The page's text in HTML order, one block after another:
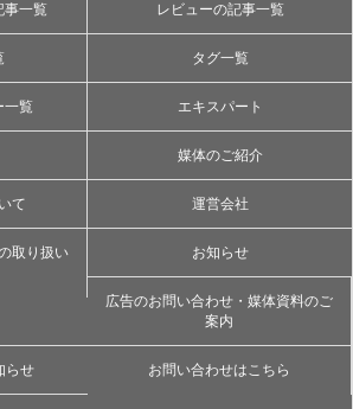
事一覧 レビューの記事一覧
タグ一覧
一覧 エキスパート
媒体のご紹介
て 運営会社
取り扱い
お知らせ
広告のお問い合わせ・媒体資料のご
案内
らせ お問い合わせはこちら